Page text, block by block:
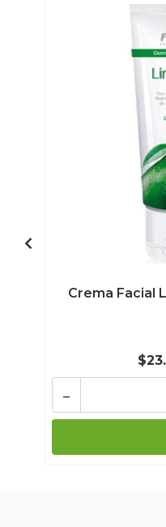
Crema Facial
-